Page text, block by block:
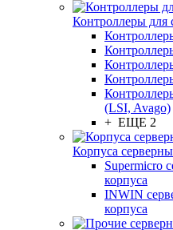
Контроллеры для
(LSI, Avago)
+ ЕЩЕ 2
Корпуса
Supermicro
корпуса
INWIN
корпуса